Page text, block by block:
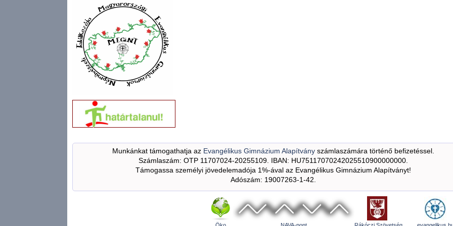
Munkánkat támogathatja az Evangélikus Gimnázium Alapítványszámlaszámára történő befizetéssel.
Számlaszám: OTP 11707024-20255109. IBAN: HU75117070242025510900000000.
Támogassa személyi jövedelemadója 1%-ával az Evangélikus Gimnázium Alapítványt!
Adószám: 19007263-1-42.